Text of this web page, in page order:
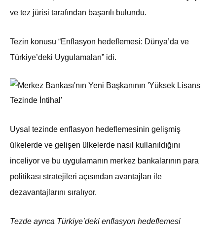
ve tez jürisi tarafından başarılı bulundu.
Tezin konusu “Enflasyon hedeflemesi: Dünya’da ve
Türkiye’deki Uygulamaları” idi.
Uysal tezinde enflasyon hedeflemesinin gelişmiş
ülkelerde ve gelişen ülkelerde nasıl kullanıldığını
inceliyor ve bu uygulamanın merkez bankalarının para
politikası stratejileri açısından avantajları ile
dezavantajlarını sıralıyor.
Tezde ayrıca Türkiye’deki enflasyon hedeflemesi